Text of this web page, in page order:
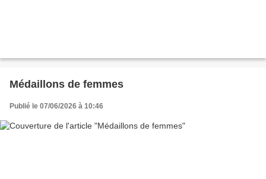
Médaillons de femmes
Publié le 07/06/2026 à 10:46